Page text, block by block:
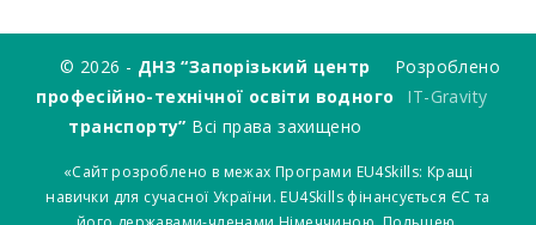
© 2026 - ДНЗ “Запорізький центр
професійно-технічної освіти водного
транспорту” Всі права захищено
Розроблено
IT-Gravity
«Сайт розроблено в межах Програми EU4Skills: Кращі
навички для сучасної України. EU4Skills фінансується ЄС та